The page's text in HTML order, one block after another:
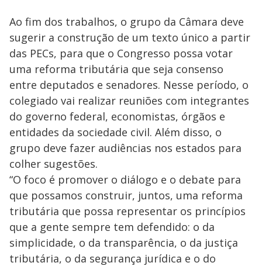
Ao fim dos trabalhos, o grupo da Câmara deve
sugerir a construção de um texto único a partir
das PECs, para que o Congresso possa votar
uma reforma tributária que seja consenso
entre deputados e senadores. Nesse período, o
colegiado vai realizar reuniões com integrantes
do governo federal, economistas, órgãos e
entidades da sociedade civil. Além disso, o
grupo deve fazer audiências nos estados para
colher sugestões.
“O foco é promover o diálogo e o debate para
que possamos construir, juntos, uma reforma
tributária que possa representar os princípios
que a gente sempre tem defendido: o da
simplicidade, o da transparência, o da justiça
tributária, o da segurança jurídica e o do